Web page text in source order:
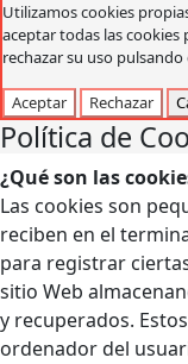
Utilizamos cookies
aceptar todas las
rechazar su uso
Aceptar Rechazar
Política de
¿Qué son las
Las cookies son
reciben en el
para registrar
sitio Web
y recuperados.
ordenador del